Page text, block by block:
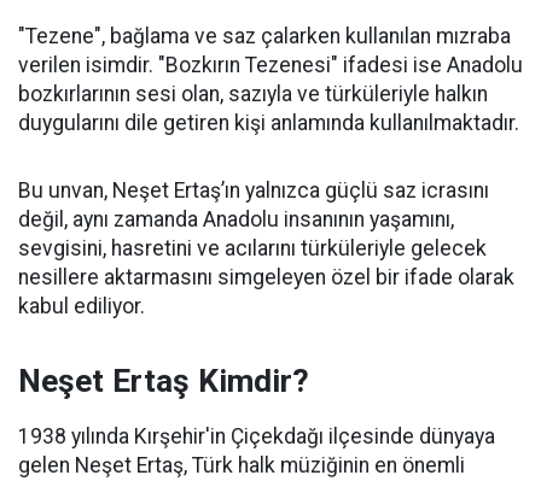
"Tezene", bağlama ve saz çalarken kullanılan mızraba
verilen isimdir. "Bozkırın Tezenesi" ifadesi ise Anadolu
bozkırlarının sesi olan, sazıyla ve türküleriyle halkın
duygularını dile getiren kişi anlamında kullanılmaktadır.
Bu unvan, Neşet Ertaş’ın yalnızca güçlü saz icrasını
değil, aynı zamanda Anadolu insanının yaşamını,
sevgisini, hasretini ve acılarını türküleriyle gelecek
nesillere aktarmasını simgeleyen özel bir ifade olarak
kabul ediliyor.
Neşet Ertaş Kimdir?
1938 yılında Kırşehir'in Çiçekdağı ilçesinde dünyaya
gelen Neşet Ertaş, Türk halk müziğinin en önemli